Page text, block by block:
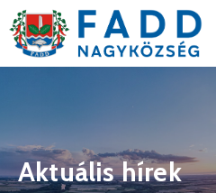
Polgármesteri
Hivatal
Aktuális hírek